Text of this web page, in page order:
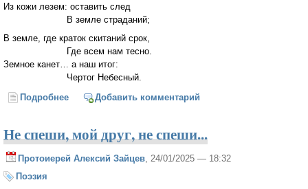
Из кожи лезем: оставить след
В земле страданий;
В земле, где краток скитаний срок,
Где всем нам тесно.
Земное канет… а наш итог:
Чертог Небесный.
Подробнее о В наш мир, забывший природу зла...
Добавить комментарий
Не спеши, мой друг, не спеши...
Протоиерей Алексий Зайцев , 24/01/2025 — 18:32
Поэзия